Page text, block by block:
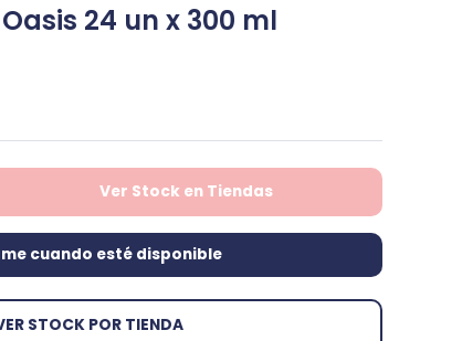
24 un x 300 ml
la cantidadVer Stock en Tiendas
cuando esté disponible
STOCK POR TIENDA